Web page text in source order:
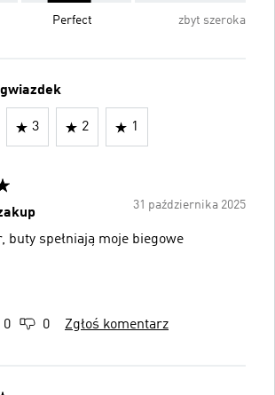
Perfect zbyt szeroka
3 2 1
31 października 2025
buty spełniają moje biegowe
0 0 Zgłoś komentarz